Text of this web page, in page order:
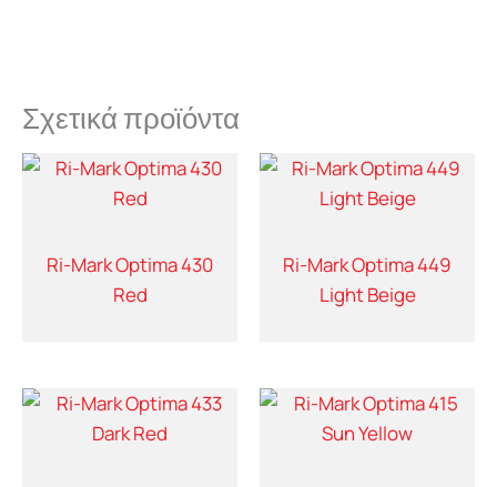
Σχετικά προϊόντα
Ri-Mark Optima 430
Red
Ri-Mark Optima 449
Light Beige